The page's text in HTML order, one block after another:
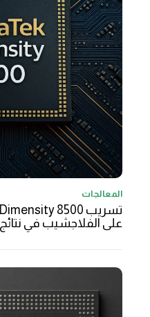
المعالجات
على الفلاجشيب في نتائج AnTuTu!